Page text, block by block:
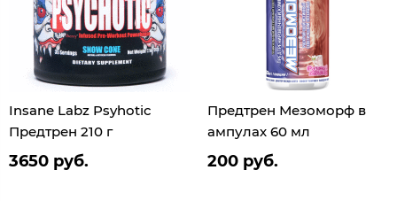
Insane Labz Psyhotic
Предтрен 210 г
3650 руб.
Предтрен Мезоморф в
ампулах 60 мл
200 руб.